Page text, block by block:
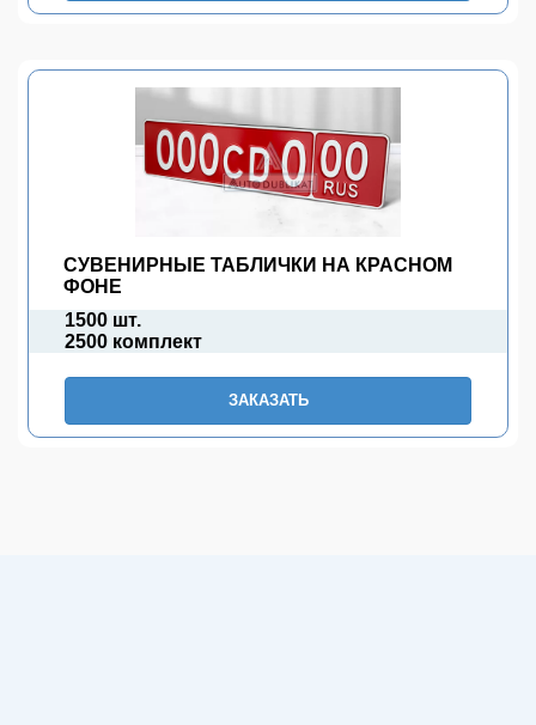
СУВЕНИРНЫЕ ТАБЛИЧКИ НА КРАСНОМ
ФОНЕ
1500 шт.
2500 комплект
ЗАКАЗАТЬ